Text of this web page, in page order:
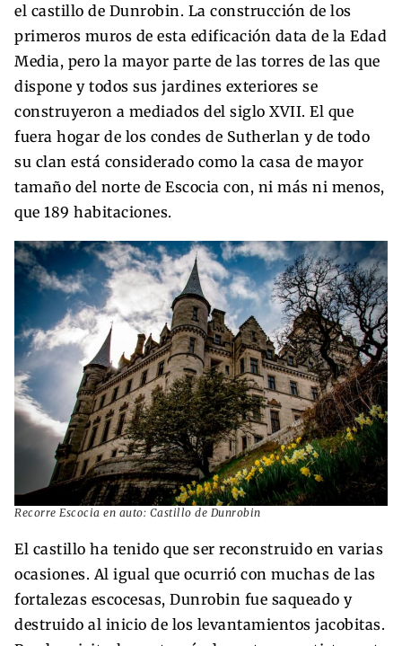
el castillo de Dunrobin. La construcción de los
primeros muros de esta edificación data de la Edad
Media, pero la mayor parte de las torres de las que
dispone y todos sus jardines exteriores se
construyeron a mediados del siglo XVII. El que
fuera hogar de los condes de Sutherlan y de todo
su clan está considerado como la casa de mayor
tamaño del norte de Escocia con, ni más ni menos,
que 189 habitaciones.
Recorre Escocia en auto: Castillo de Dunrobin
El castillo ha tenido que ser reconstruido en varias
ocasiones. Al igual que ocurrió con muchas de las
fortalezas escocesas, Dunrobin fue saqueado y
destruido al inicio de los levantamientos jacobitas.